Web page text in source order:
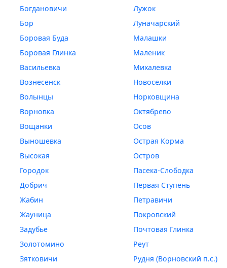
Богдановичи
Бор
Боровая Буда
Боровая Глинка
Васильевка
Вознесенск
Волынцы
Ворновка
Вощанки
Выношевка
Высокая
Городок
Добрич
Жабин
Жауница
Задубье
Золотомино
Зятковичи
Лужок
Луначарский
Малашки
Маленик
Михалевка
Новоселки
Норковщина
Октябрево
Осов
Острая Корма
Остров
Пасека-Слободка
Первая Ступень
Петравичи
Покровский
Почтовая Глинка
Реут
Рудня (Ворновский п.с.)